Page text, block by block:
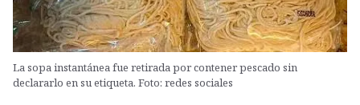
La sopa instantánea fue retirada por contener pescado sin
declararlo en su etiqueta. Foto: redes sociales